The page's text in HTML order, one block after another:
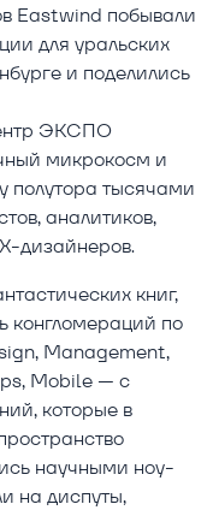
Eastwind побывали
для уральских
и поделились
ЭКСПО
микрокосм и
полутора тысячами
аналитиков,
дизайнеров.
книг,
конгломераций по
Management,
Mobile — с
которые в
научными ноу-
на диспуты,